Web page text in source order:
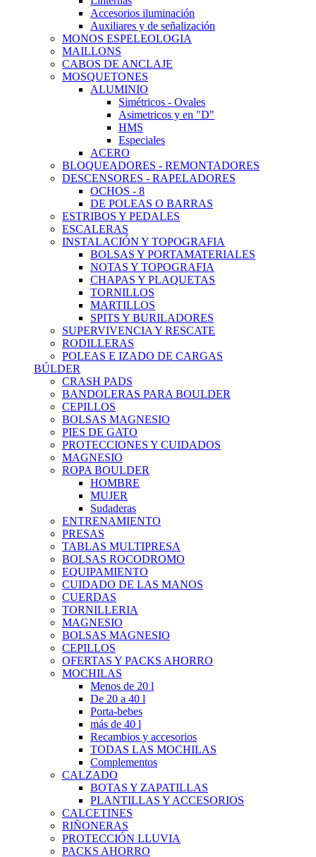
Accesorios iluminación
Auxiliares y de señalización
MONOS ESPELEOLOGIA
MAILLONS
CABOS DE ANCLAJE
MOSQUETONES
ALUMINIO
Simétricos - Ovales
Asimetricos y en "D"
HMS
Especiales
ACERO
BLOQUEADORES - REMONTADORES
DESCENSORES - RAPELADORES
OCHOS - 8
DE POLEAS O BARRAS
ESTRIBOS Y PEDALES
ESCALERAS
INSTALACIÓN Y TOPOGRAFIA
BOLSAS Y PORTAMATERIALES
NOTAS Y TOPOGRAFIA
CHAPAS Y PLAQUETAS
TORNILLOS
MARTILLOS
SPITS Y BURILADORES
SUPERVIVENCIA Y RESCATE
RODILLERAS
POLEAS E IZADO DE CARGAS
BÚLDER
CRASH PADS
BANDOLERAS PARA BOULDER
CEPILLOS
BOLSAS MAGNESIO
PIES DE GATO
PROTECCIONES Y CUIDADOS
MAGNESIO
ROPA BOULDER
HOMBRE
MUJER
Sudaderas
ENTRENAMIENTO
PRESAS
TABLAS MULTIPRESA
BOLSAS ROCODROMO
EQUIPAMIENTO
CUIDADO DE LAS MANOS
CUERDAS
TORNILLERIA
MAGNESIO
BOLSAS MAGNESIO
CEPILLOS
OFERTAS Y PACKS AHORRO
MOCHILAS
Menos de 20 l
De 20 a 40 l
Porta-bebes
más de 40 l
Recambios y accesorios
TODAS LAS MOCHILAS
Complementos
CALZADO
BOTAS Y ZAPATILLAS
PLANTILLAS Y ACCESORIOS
CALCETINES
RIÑONERAS
PROTECCIÓN LLUVIA
PACKS AHORRO